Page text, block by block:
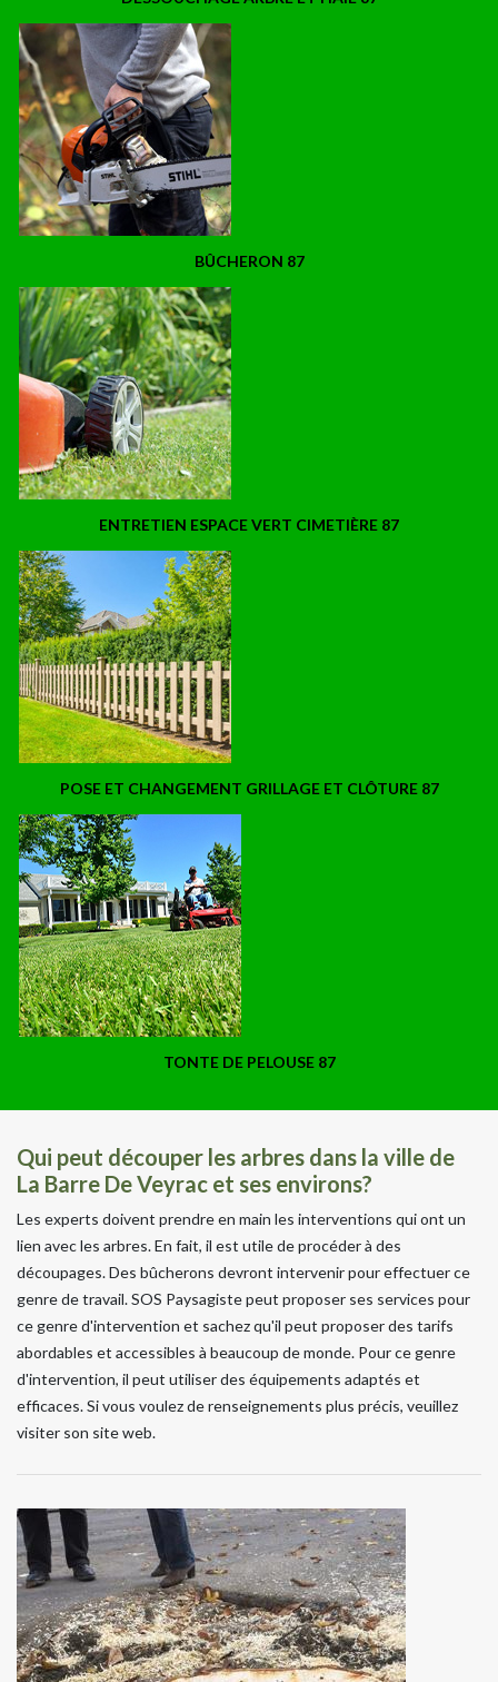
BÛCHERON 87
ENTRETIEN ESPACE VERT CIMETIÈRE 87
POSE ET CHANGEMENT GRILLAGE ET CLÔTURE 87
TONTE DE PELOUSE 87
Qui peut découper les arbres dans la ville de
La Barre De Veyrac et ses environs?
Les experts doivent prendre en main les interventions qui ont un
lien avec les arbres. En fait, il est utile de procéder à des
découpages. Des bûcherons devront intervenir pour effectuer ce
genre de travail. SOS Paysagiste peut proposer ses services pour
ce genre d'intervention et sachez qu'il peut proposer des tarifs
abordables et accessibles à beaucoup de monde. Pour ce genre
d'intervention, il peut utiliser des équipements adaptés et
efficaces. Si vous voulez de renseignements plus précis, veuillez
visiter son site web.